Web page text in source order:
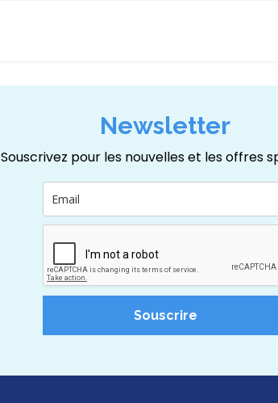
Newsletter
Souscrivez pour les nouvelles et les offres
Souscrire